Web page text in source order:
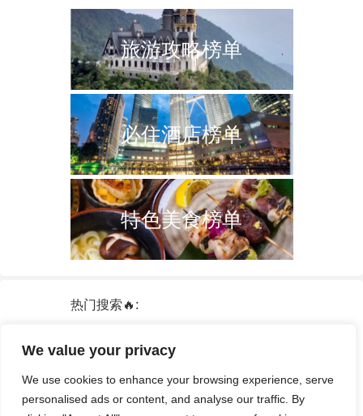
We value your privacy
We use cookies to enhance your browsing experience, serve
personalised ads or content, and analyse our traffic. By
旅游攻略榜单
必住酒店榜单
特色美食榜单
热门搜索🔥:
泰国
中国 火车票
签证
酒店